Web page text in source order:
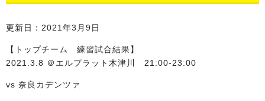
ガットサッカークラブU12/U15
概要・料金
コーチ紹介
スケジュール
更新日：2021年3月9日
【トップチーム 練習試合結果】
2021.3.8 ＠エルプラット木津川 21:00-23:00
vs 奈良カデンツァ